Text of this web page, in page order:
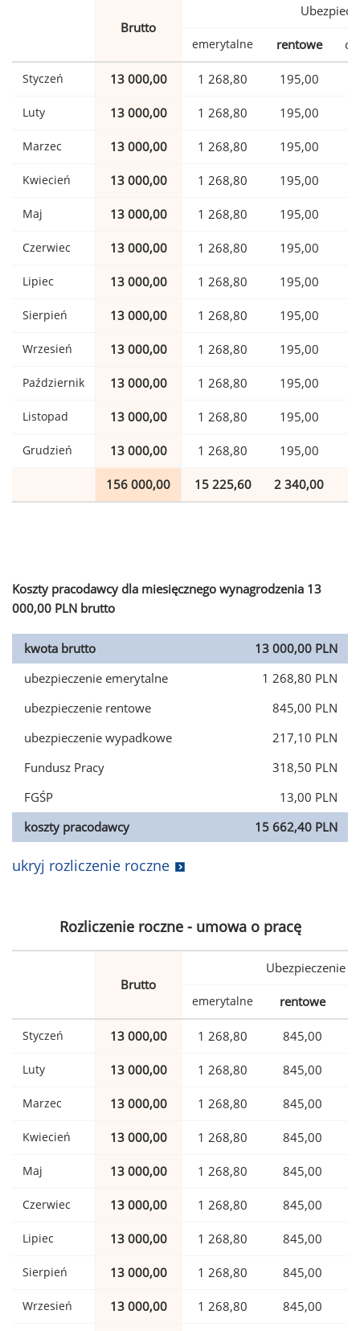
Brutto
emerytalne rentowe
Styczeń 13 000,00 1 268,80 195,00
Luty 13 000,00 1 268,80 195,00
Marzec 13 000,00 1 268,80 195,00
Kwiecień 13 000,00 1 268,80 195,00
Maj 13 000,00 1 268,80 195,00
Czerwiec 13 000,00 1 268,80 195,00
Lipiec 13 000,00 1 268,80 195,00
Sierpień 13 000,00 1 268,80 195,00
Wrzesień 13 000,00 1 268,80 195,00
Październik 13 000,00 1 268,80 195,00
Listopad 13 000,00 1 268,80 195,00
Grudzień 13 000,00 1 268,80 195,00
156 000,00 15 225,60 2 340,00
Koszty pracodawcy dla miesięcznego wynagrodzenia 13
000,00 PLN brutto
kwota brutto
13 000,00 PLN
ubezpieczenie emerytalne
1 268,80 PLN
ubezpieczenie rentowe
845,00 PLN
ubezpieczenie wypadkowe
217,10 PLN
Fundusz Pracy
318,50 PLN
FGŚP
13,00 PLN
koszty pracodawcy
15 662,40 PLN
ukryj rozliczenie roczne
Rozliczenie roczne - umowa o pracę
Brutto
Ubezpieczenie
emerytalne rentowe
Styczeń 13 000,00 1 268,80 845,00
Luty 13 000,00 1 268,80 845,00
Marzec 13 000,00 1 268,80 845,00
Kwiecień 13 000,00 1 268,80 845,00
Maj 13 000,00 1 268,80 845,00
Czerwiec 13 000,00 1 268,80 845,00
Lipiec 13 000,00 1 268,80 845,00
Sierpień 13 000,00 1 268,80 845,00
Wrzesień 13 000,00 1 268,80 845,00